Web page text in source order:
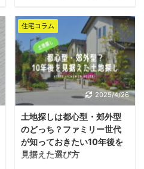
たとしても、夫婦の意見
が合わない場合って多々
ありますよね。 お互いの
希望条件が違い過ぎた
り、理想の家がまったく
違ったりと・・・ 特に注
文住宅は自由に作れる
分、夫婦間での意見の違
いが生まれたりするもの
です。 住宅購入の決断と
いうのは最悪の場合“離
住宅コラム
2025/4/26
土地探しは都心型・郊外型
のどっち？ファミリー世代
が知っておきたい10年後を
見据えた選び方